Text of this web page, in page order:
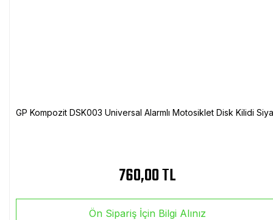
GP Kompozit DSK003 Universal Alarmlı Motosiklet Disk Kilidi
760,00 TL
Ön Sipariş İçin Bilgi Alınız